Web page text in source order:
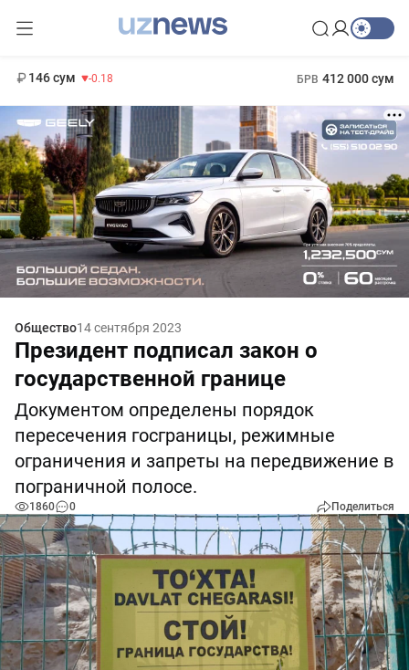
146 сум -0.18 БРВ 412 000 сум
Общество14 сентября 2023
Президент подписал закон о
государственной границе
Документом определены порядок
пересечения госграницы, режимные
ограничения и запреты на передвижение в
пограничной полосе.
1860 0 Поделиться